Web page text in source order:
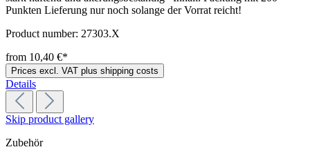
Punkten Lieferung nur noch solange der Vorrat reicht!
Product number: 27303.X
from 10,40 €*
Prices excl. VAT plus shipping costs
Details
Skip product gallery
Zubehör